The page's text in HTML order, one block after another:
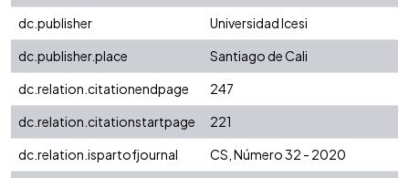
dc.publisher
Universidad Icesi
dc.publisher.place
Santiago de Cali
dc.relation.citationendpage
247
dc.relation.citationstartpage
221
dc.relation.ispartofjournal
CS, Número 32 - 2020